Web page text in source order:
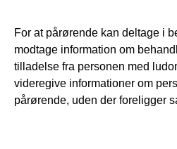
For at pårørende kan deltage i
modtage information om
tilladelse fra personen med
videregive informationer om
pårørende, uden der foreligger